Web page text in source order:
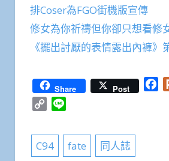
排Coser為FGO街機版宣傳
修女為你祈禱但你卻只想看修
《擺出討厭的表情露出內褲》
Share Post
Copy
C94 fate 同人誌